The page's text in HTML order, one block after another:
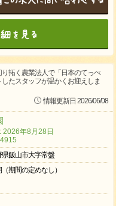
拓く農業法人で「日本のてっぺ
たスタッフが温かくお迎えしま
情報更新日 2026/06/08
2026年8月28日
県飯山市大字常盤
期間の定めなし）